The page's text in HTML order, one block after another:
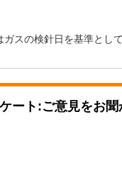
スの検針日を基準とし
ート:ご意見をお